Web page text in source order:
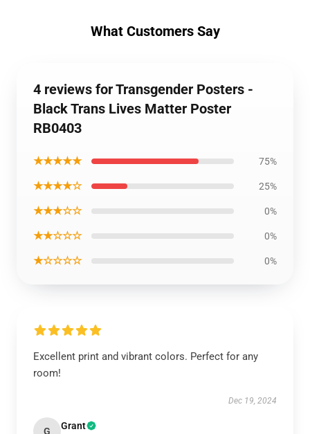
What Customers Say
4 reviews for Transgender Posters -
Black Trans Lives Matter Poster
RB0403
★★★★★ 75%
★★★★☆ 25%
★★★☆☆ 0%
★★☆☆☆ 0%
★☆☆☆☆ 0%
Excellent print and vibrant colors. Perfect for any
room!
Dec 19, 2024
G Grant